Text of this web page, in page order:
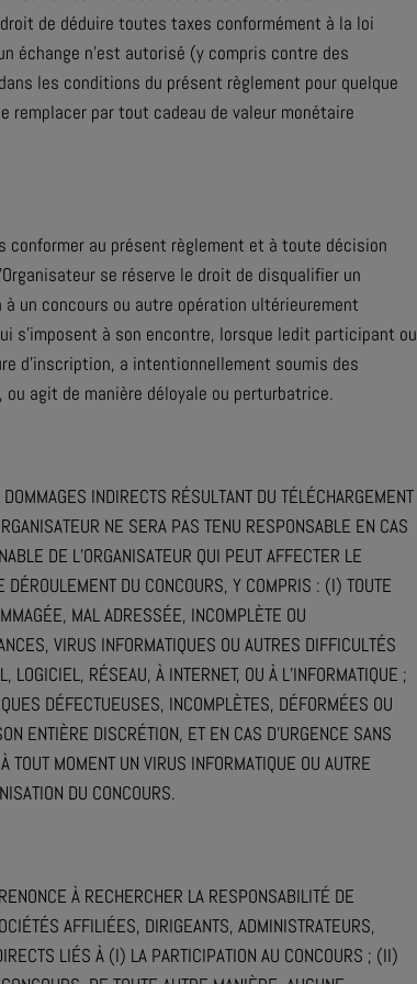
de déduire toutes taxes conformément à la loi
échange n’est autorisé (y compris contre des
les conditions du présent règlement pour quelque
remplacer par tout cadeau de valeur monétaire
conformer au présent règlement et à toute décision
se réserve le droit de disqualifier un
un concours ou autre opération ultérieurement
s’imposent à son encontre, lorsque ledit participant ou
d’inscription, a intentionnellement soumis des
agit de manière déloyale ou perturbatrice.
INDIRECTS RÉSULTANT DU TÉLÉCHARGEMENT
NE SERA PAS TENU RESPONSABLE EN CAS
DE L’ORGANISATEUR QUI PEUT AFFECTER LE
DU CONCOURS, Y COMPRIS : (I) TOUTE
MAL ADRESSÉE, INCOMPLÈTE OU
VIRUS INFORMATIQUES OU AUTRES DIFFICULTÉS
RÉSEAU, À INTERNET, OU À L’INFORMATIQUE ;
DÉFECTUEUSES, INCOMPLÈTES, DÉFORMÉES OU
ENTIÈRE DISCRÉTION, ET EN CAS D’URGENCE SANS
MOMENT UN VIRUS INFORMATIQUE OU AUTRE
DU CONCOURS.
À RECHERCHER LA RESPONSABILITÉ DE
AFFILIÉES, DIRIGEANTS, ADMINISTRATEURS,
LIÉS À (I) LA PARTICIPATION AU CONCOURS ; (II)